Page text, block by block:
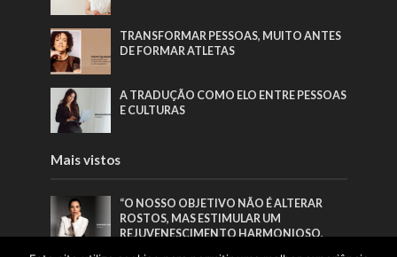
TRANSFORMAR PESSOAS, MUITO ANTES
DE FORMAR ATLETAS
A TRADUÇÃO COMO ELO ENTRE PESSOAS
E CULTURAS
Mais vistos
“O NOSSO OBJETIVO NÃO É ALTERAR
ROSTOS, MAS ESTIMULAR UM
REJUVENESCIMENTO HARMONIOSO,